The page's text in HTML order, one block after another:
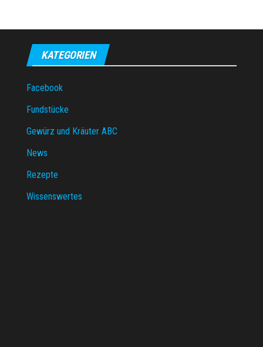
KATEGORIEN
Facebook
Fundstücke
Gewürz und Kräuter ABC
News
Rezepte
Wissenswertes